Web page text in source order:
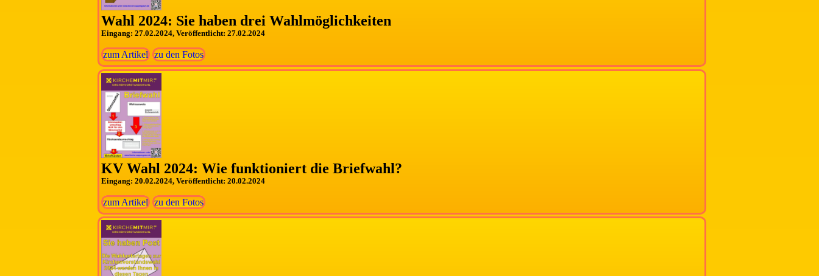
Wahl 2024: Sie haben drei Wahlmöglichkeiten
Eingang: 27.02.2024, Veröffentlicht: 27.02.2024
zum Artikel zu den Fotos
KV Wahl 2024: Wie funktioniert die Briefwahl?
Eingang: 20.02.2024, Veröffentlicht: 20.02.2024
zum Artikel zu den Fotos